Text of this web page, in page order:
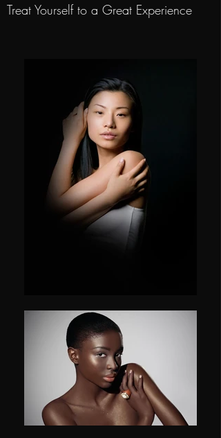
Treat Yourself to a Great Experience